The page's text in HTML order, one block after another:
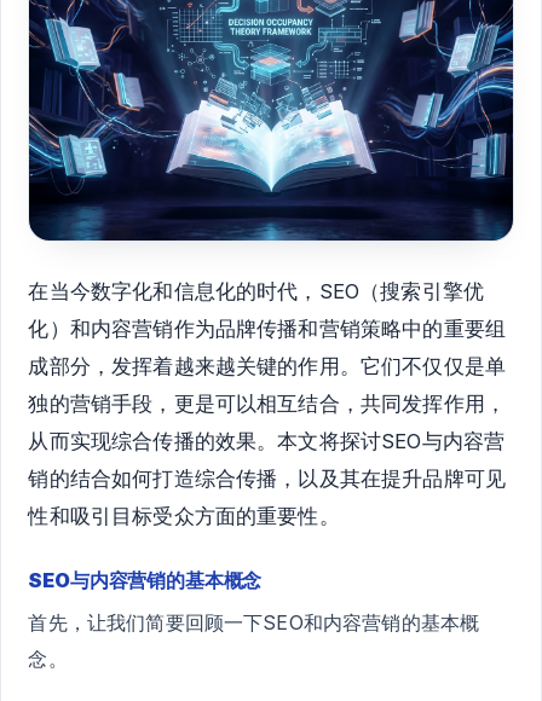
在当今数字化和信息化的时代，SEO（搜索引擎优
化）和内容营销作为品牌传播和营销策略中的重要组
成部分，发挥着越来越关键的作用。它们不仅仅是单
独的营销手段，更是可以相互结合，共同发挥作用，
从而实现综合传播的效果。本文将探讨SEO与内容营
销的结合如何打造综合传播，以及其在提升品牌可见
性和吸引目标受众方面的重要性。
SEO与内容营销的基本概念
首先，让我们简要回顾一下SEO和内容营销的基本概
念。